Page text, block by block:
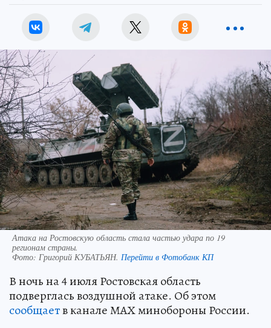
Атака на Ростовскую область стала частью удара по 19
регионам страны.
Фото: Григорий КУБАТЬЯН. Перейти в Фотобанк КП
В ночь на 4 июля Ростовская область
подверглась воздушной атаке. Об этом
сообщаетв канале МАХ минобороны России.